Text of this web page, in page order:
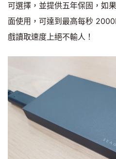
可選擇，並提供五年保固，如
面使用，可達到最高每秒
戲讀取速度上絕不輸人！